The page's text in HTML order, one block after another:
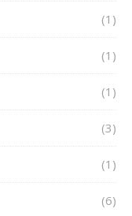
(1)
(1)
(1)
(3)
(1)
(6)